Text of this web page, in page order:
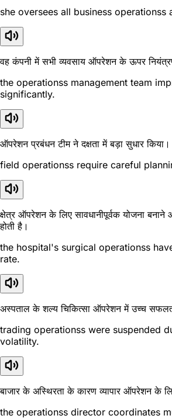
she oversees all business operationss
वह कंपनी में सभी व्यवसाय ऑपरेशन के ऊपर
the operationss management team
significantly.
ऑपरेशन प्रबंधन टीम ने दक्षता में बड़ा सुधार किया।
field operationss require careful
क्षेत्र ऑपरेशन के लिए सावधानीपूर्वक योजना
होती है।
the hospital's surgical operationss
rate.
अस्पताल के शल्य चिकित्सा ऑपरेशन में उच्च
trading operationss were suspended
volatility.
बाजार के अस्थिरता के कारण व्यापार ऑपरेशन के
the operationss director coordinates